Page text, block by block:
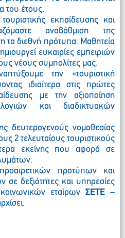
του έτους.
εκπαίδευσης και
αναβάθμιση της
τα διεθνή πρότυπα. Μαθητεία
ευκαιρίες εμπειριών
νέους συμπολίτες μας.
την «τουριστική
ιδιαίτερα στις πρώτες
με την αξιοποίηση
και διαδικτυακών
δευτερογενούς νομοθεσίας
2 τελευταίους τουριστικούς
εκείνης που αφορά σε
προτύπων και
σε δεξιότητες και υπηρεσίες
εταίρων ΣΕΤΕ–